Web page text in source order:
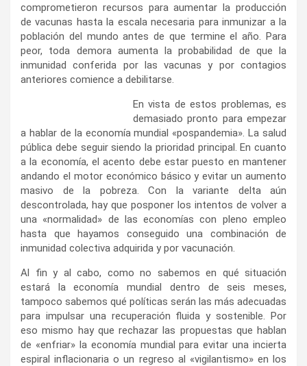
comprometieron recursos para aumentar la producción
de vacunas hasta la escala necesaria para inmunizar a la
población del mundo antes de que termine el año. Para
peor, toda demora aumenta la probabilidad de que la
inmunidad conferida por las vacunas y por contagios
anteriores comience a debilitarse.
En vista de estos problemas, es
demasiado pronto para empezar
a hablar de la economía mundial «pospandemia». La salud
pública debe seguir siendo la prioridad principal. En cuanto
a la economía, el acento debe estar puesto en mantener
andando el motor económico básico y evitar un aumento
masivo de la pobreza. Con la variante delta aún
descontrolada, hay que posponer los intentos de volver a
una «normalidad» de las economías con pleno empleo
hasta que hayamos conseguido una combinación de
inmunidad colectiva adquirida y por vacunación.
Al fin y al cabo, como no sabemos en qué situación
estará la economía mundial dentro de seis meses,
tampoco sabemos qué políticas serán las más adecuadas
para impulsar una recuperación fluida y sostenible. Por
eso mismo hay que rechazar las propuestas que hablan
de «enfriar» la economía mundial para evitar una incierta
espiral inflacionaria o un regreso al «vigilantismo» en los